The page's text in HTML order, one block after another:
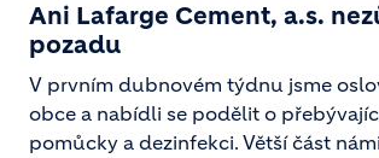
Ani Lafarge Cement, a.s.
pozadu
V prvním dubnovém týdnu jsme
obce a nabídli se podělit o
pomůcky a dezinfekci. Větší část